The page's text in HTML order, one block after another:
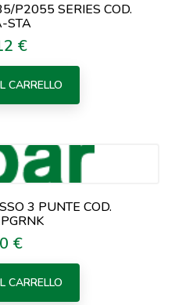
P2055 SERIES COD.
STA
€
CARRELLO
3 PUNTE COD.
€
CARRELLO